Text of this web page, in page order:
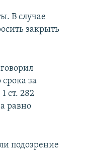
В случае
закрыть
за
ст. 282
равно
подозрение